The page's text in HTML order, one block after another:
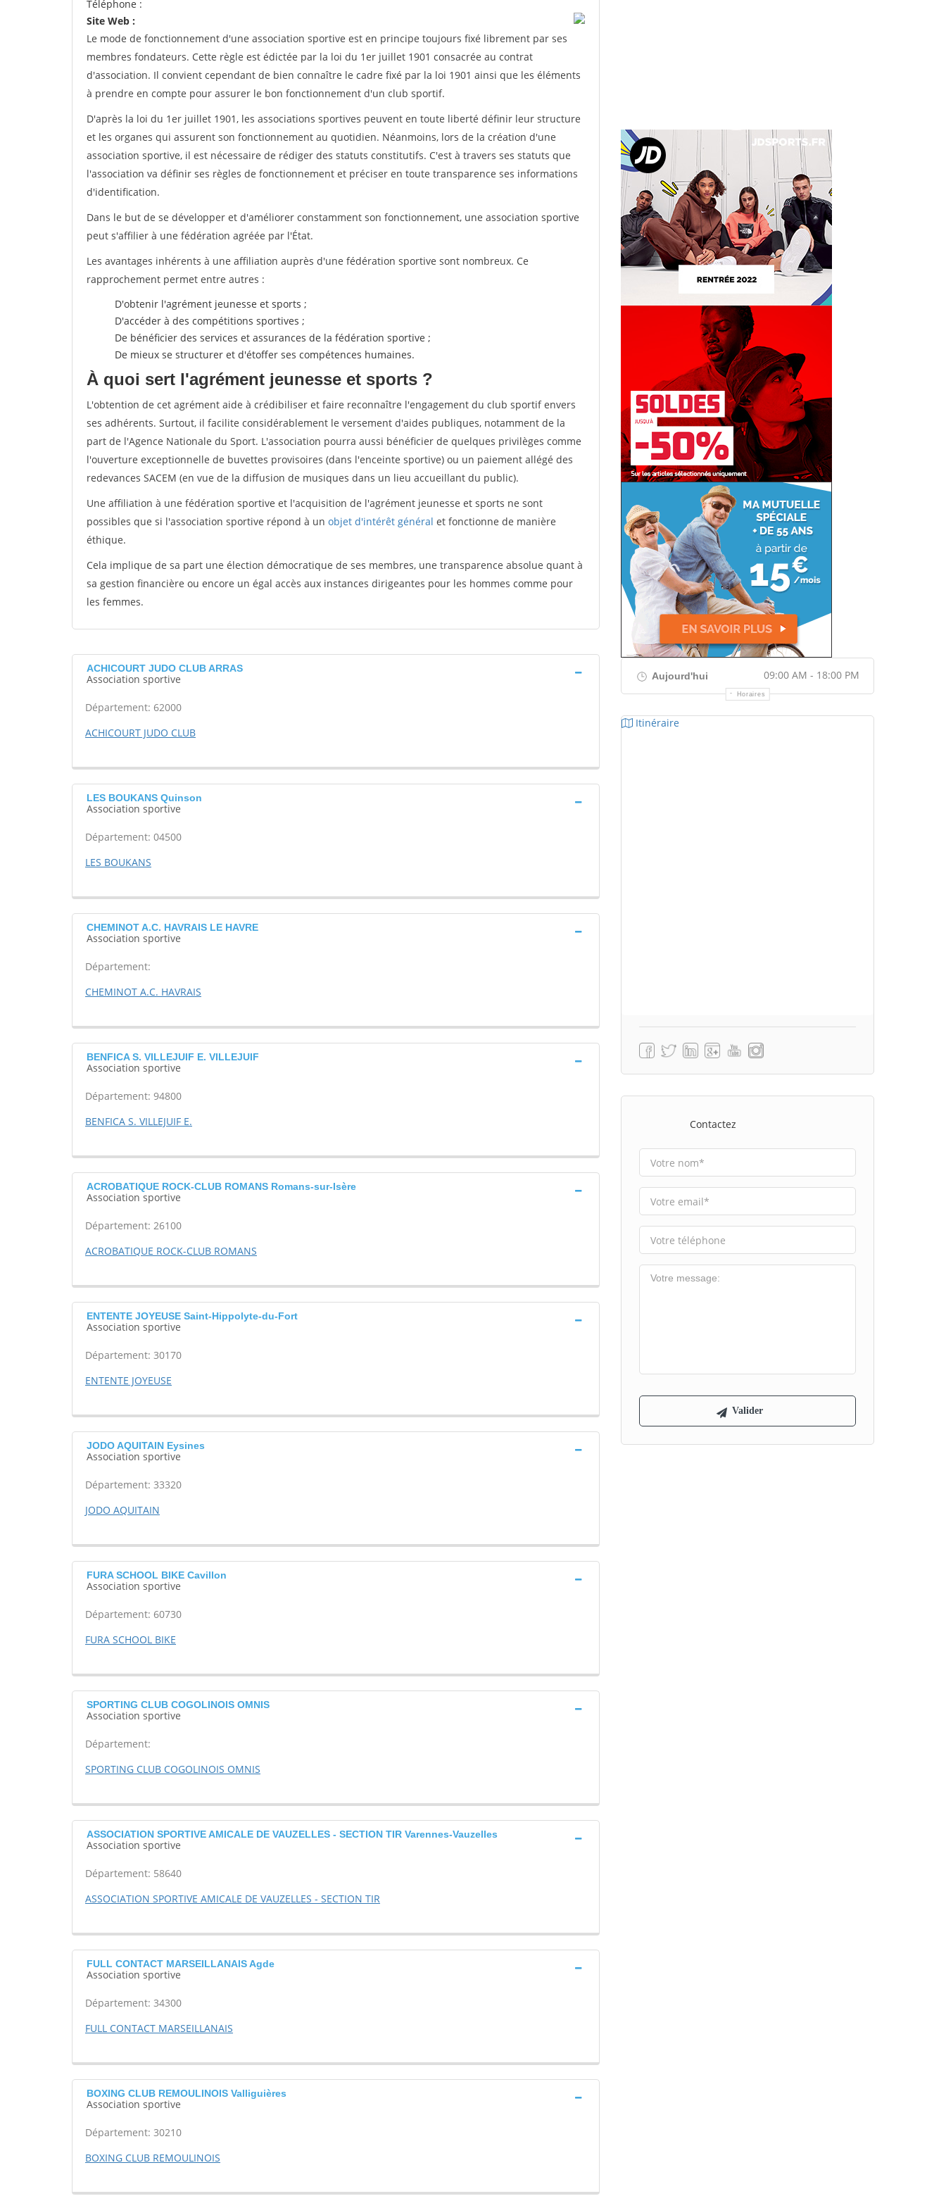
Téléphone :
Site Web :
Le mode de fonctionnement d'une association sportive est en principe toujours fixé librement par ses
membres fondateurs. Cette règle est édictée par la loi du 1er juillet 1901 consacrée au contrat
d'association. Il convient cependant de bien connaître le cadre fixé par la loi 1901 ainsi que les éléments
à prendre en compte pour assurer le bon fonctionnement d'un club sportif.
D'après la loi du 1er juillet 1901, les associations sportives peuvent en toute liberté définir leur structure
et les organes qui assurent son fonctionnement au quotidien. Néanmoins, lors de la création d'une
association sportive, il est nécessaire de rédiger des statuts constitutifs. C'est à travers ses statuts que
l'association va définir ses règles de fonctionnement et préciser en toute transparence ses informations
d'identification.
Dans le but de se développer et d'améliorer constamment son fonctionnement, une association sportive
peut s'affilier à une fédération agréée par l'État.
Les avantages inhérents à une affiliation auprès d'une fédération sportive sont nombreux. Ce
rapprochement permet entre autres :
D'obtenir l'agrément jeunesse et sports ;
D'accéder à des compétitions sportives ;
De bénéficier des services et assurances de la fédération sportive ;
De mieux se structurer et d'étoffer ses compétences humaines.
À quoi sert l'agrément jeunesse et sports ?
L'obtention de cet agrément aide à crédibiliser et faire reconnaître l'engagement du club sportif envers
ses adhérents. Surtout, il facilite considérablement le versement d'aides publiques, notamment de la
part de l'Agence Nationale du Sport. L'association pourra aussi bénéficier de quelques privilèges comme
l'ouverture exceptionnelle de buvettes provisoires (dans l'enceinte sportive) ou un paiement allégé des
redevances SACEM (en vue de la diffusion de musiques dans un lieu accueillant du public).
Une affiliation à une fédération sportive et l'acquisition de l'agrément jeunesse et sports ne sont
possibles que si l'association sportive répond à un objet d'intérêt général et fonctionne de manière
éthique.
Cela implique de sa part une élection démocratique de ses membres, une transparence absolue quant à
sa gestion financière ou encore un égal accès aux instances dirigeantes pour les hommes comme pour
les femmes.
ACHICOURT JUDO CLUB ARRAS
Association sportive
Département: 62000
ACHICOURT JUDO CLUB
LES BOUKANS Quinson
Association sportive
Département: 04500
LES BOUKANS
CHEMINOT A.C. HAVRAIS LE HAVRE
Association sportive
Département:
CHEMINOT A.C. HAVRAIS
BENFICA S. VILLEJUIF E. VILLEJUIF
Association sportive
Département: 94800
BENFICA S. VILLEJUIF E.
ACROBATIQUE ROCK-CLUB ROMANS Romans-sur-Isère
Association sportive
Département: 26100
ACROBATIQUE ROCK-CLUB ROMANS
ENTENTE JOYEUSE Saint-Hippolyte-du-Fort
Association sportive
Département: 30170
ENTENTE JOYEUSE
JODO AQUITAIN Eysines
Association sportive
Département: 33320
JODO AQUITAIN
FURA SCHOOL BIKE Cavillon
Association sportive
Département: 60730
FURA SCHOOL BIKE
SPORTING CLUB COGOLINOIS OMNIS
Association sportive
Département:
SPORTING CLUB COGOLINOIS OMNIS
ASSOCIATION SPORTIVE AMICALE DE VAUZELLES - SECTION TIR Varennes-Vauzelles
Association sportive
Département: 58640
ASSOCIATION SPORTIVE AMICALE DE VAUZELLES - SECTION TIR
FULL CONTACT MARSEILLANAIS Agde
Association sportive
Département: 34300
FULL CONTACT MARSEILLANAIS
BOXING CLUB REMOULINOIS Valliguières
Association sportive
Département: 30210
BOXING CLUB REMOULINOIS
Aujourd'hui 09:00 AM - 18:00 PM
Horaires
Itinéraire
Contactez